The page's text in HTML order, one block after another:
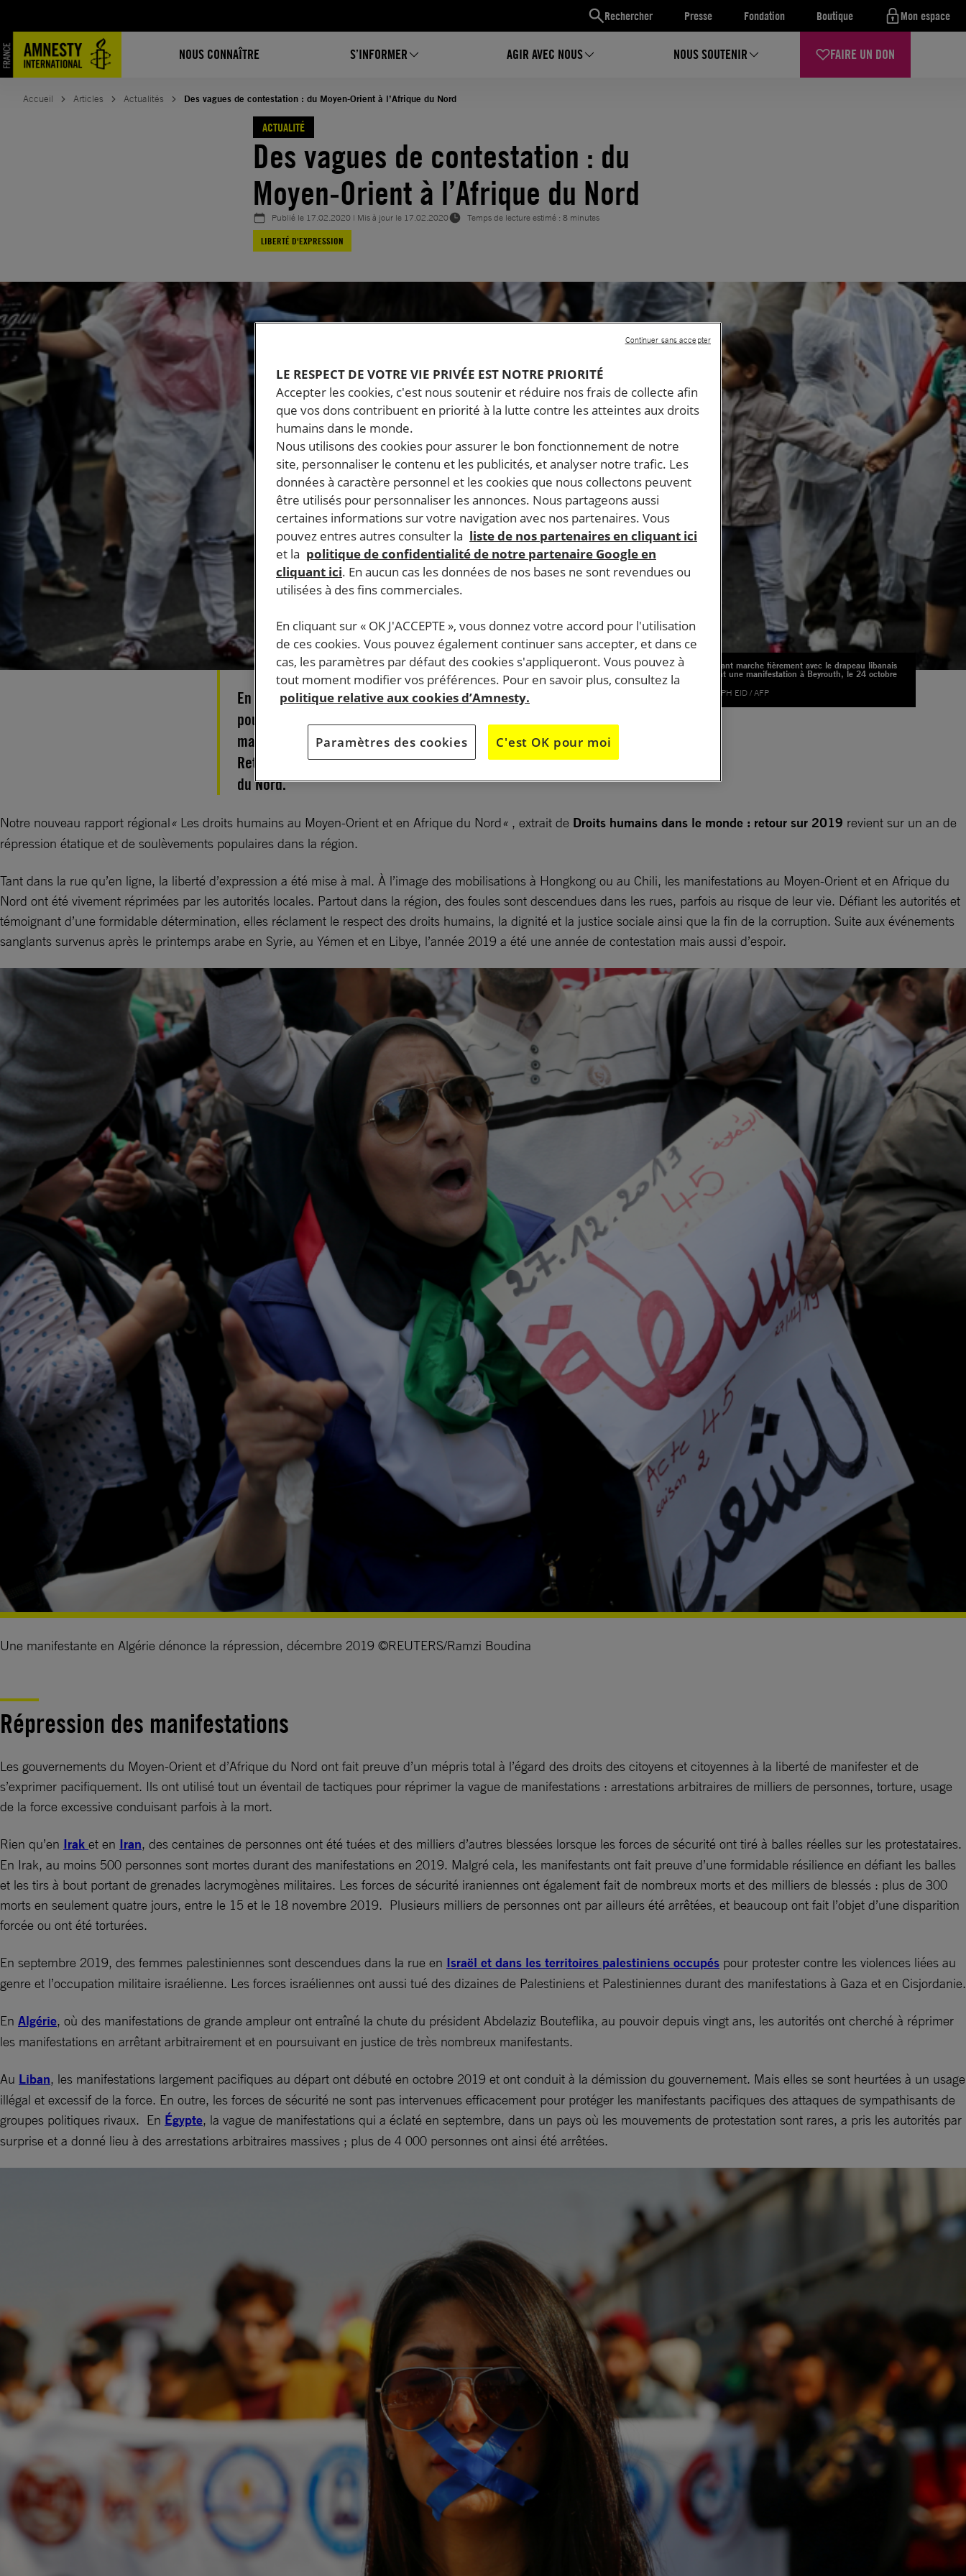
Rechercher Presse Fondation Boutique Mon espace
NOUS CONNAÎTRE S’INFORMER AGIR AVEC NOUS NOUS SOUTENIR FAIRE UN DON
contenu
Accueil Articles Actualités Des vagues de contestation : du Moyen-Orient à l’Afrique du Nord
ACTUALITÉ
Des vagues de contestation : du
Moyen-Orient à l’Afrique du Nord
Publié le 17.02.2020 | Mis à jour le 17.02.2020
Temps de lecture estimé : 8 minutes
LIBERTÉ D'EXPRESSION
Un enfant marche fièrement avec le drapeau libanais
pendant une manifestation à Beyrouth, le 24 octobre
©JOSEPH EID / AFP
En 2019, les gouvernements ont orchestré une répression implacable
pour réduire au silence toute forme d’opposition. Violences contre les
manifestants, arrestations, défenseurs des droits pris pour cible.
Retrouvez notre bilan d’un an d’enquêtes au Moyen-Orient et en Afrique
du Nord.
Notre nouveau rapport régional« Les droits humains au Moyen-Orient et en Afrique du Nord« , extrait de Droits humains dans le monde : retour sur 2019 revient sur un an de
répression étatique et de soulèvements populaires dans la région.
Tant dans la rue qu’en ligne, la liberté d’expression a été mise à mal. À l’image des mobilisations à Hongkong ou au Chili, les manifestations au Moyen-Orient et en Afrique du
Nord ont été vivement réprimées par les autorités locales. Partout dans la région, des foules sont descendues dans les rues, parfois au risque de leur vie. Défiant les autorités et
témoignant d’une formidable détermination, elles réclament le respect des droits humains, la dignité et la justice sociale ainsi que la fin de la corruption. Suite aux événements
sanglants survenus après le printemps arabe en Syrie, au Yémen et en Libye, l’année 2019 a été une année de contestation mais aussi d’espoir.
Une manifestante en Algérie dénonce la répression, décembre 2019 ©REUTERS/Ramzi Boudina
Répression des manifestations
Les gouvernements du Moyen-Orient et d’Afrique du Nord ont fait preuve d’un mépris total à l’égard des droits des citoyens et citoyennes à la liberté de manifester et de
s’exprimer pacifiquement. Ils ont utilisé tout un éventail de tactiques pour réprimer la vague de manifestations : arrestations arbitraires de milliers de personnes, torture, usage
de la force excessive conduisant parfois à la mort.
Rien qu’en Irak et en Iran, des centaines de personnes ont été tuées et des milliers d’autres blessées lorsque les forces de sécurité ont tiré à balles réelles sur les protestataires.
En Irak, au moins 500 personnes sont mortes durant des manifestations en 2019. Malgré cela, les manifestants ont fait preuve d’une formidable résilience en défiant les balles
et les tirs à bout portant de grenades lacrymogènes militaires. Les forces de sécurité iraniennes ont également fait de nombreux morts et des milliers de blessés : plus de 300
morts en seulement quatre jours, entre le 15 et le 18 novembre 2019. Plusieurs milliers de personnes ont par ailleurs été arrêtées, et beaucoup ont fait l’objet d’une disparition
forcée ou ont été torturées.
En septembre 2019, des femmes palestiniennes sont descendues dans la rue en Israël et dans les territoires palestiniens occupés pour protester contre les violences liées au
genre et l’occupation militaire israélienne. Les forces israéliennes ont aussi tué des dizaines de Palestiniens et Palestiniennes durant des manifestations à Gaza et en Cisjordanie.
En Algérie, où des manifestations de grande ampleur ont entraîné la chute du président Abdelaziz Bouteflika, au pouvoir depuis vingt ans, les autorités ont cherché à réprimer
les manifestations en arrêtant arbitrairement et en poursuivant en justice de très nombreux manifestants.
Au Liban, les manifestations largement pacifiques au départ ont débuté en octobre 2019 et ont conduit à la démission du gouvernement. Mais elles se sont heurtées à un usage
illégal et excessif de la force. En outre, les forces de sécurité ne sont pas intervenues efficacement pour protéger les manifestants pacifiques des attaques de sympathisants de
groupes politiques rivaux. En Égypte, la vague de manifestations qui a éclaté en septembre, dans un pays où les mouvements de protestation sont rares, a pris les autorités par
surprise et a donné lieu à des arrestations arbitraires massives ; plus de 4 000 personnes ont ainsi été arrêtées.
LE RESPECT DE VOTRE VIE PRIVÉE EST NOTRE PRIORITÉ
Accepter les cookies, c'est nous soutenir et réduire nos frais de collecte afin
que vos dons contribuent en priorité à la lutte contre les atteintes aux droits
humains dans le monde.
Nous utilisons des cookies pour assurer le bon fonctionnement de notre
site, personnaliser le contenu et les publicités, et analyser notre trafic. Les
données à caractère personnel et les cookies que nous collectons peuvent
être utilisés pour personnaliser les annonces. Nous partageons aussi
certaines informations sur votre navigation avec nos partenaires. Vous
pouvez entres autres consulter la liste de nos partenaires en cliquant ici
et la politique de confidentialité de notre partenaire Google en
cliquant ici. En aucun cas les données de nos bases ne sont revendues ou
utilisées à des fins commerciales.
En cliquant sur « OK J'ACCEPTE », vous donnez votre accord pour l'utilisation
de ces cookies. Vous pouvez également continuer sans accepter, et dans ce
cas, les paramètres par défaut des cookies s'appliqueront. Vous pouvez à
tout moment modifier vos préférences. Pour en savoir plus, consultez la
politique relative aux cookies d’Amnesty.
Paramètres des cookies C'est OK pour moi
Continuer sans accepter